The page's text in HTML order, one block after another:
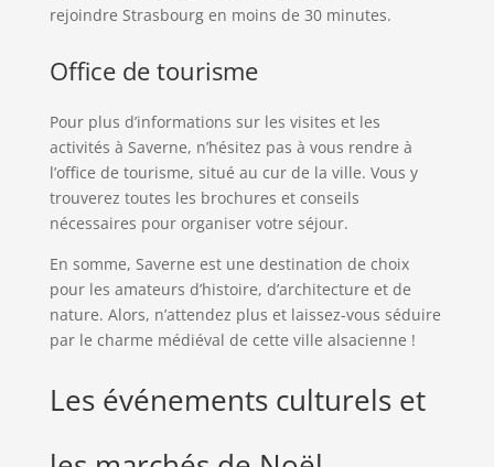
rejoindre Strasbourg en moins de 30 minutes.
Office de tourisme
Pour plus d’informations sur les visites et les
activités à Saverne, n’hésitez pas à vous rendre à
l’office de tourisme, situé au cur de la ville. Vous y
trouverez toutes les brochures et conseils
nécessaires pour organiser votre séjour.
En somme, Saverne est une destination de choix
pour les amateurs d’histoire, d’architecture et de
nature. Alors, n’attendez plus et laissez-vous séduire
par le charme médiéval de cette ville alsacienne !
Les événements culturels et